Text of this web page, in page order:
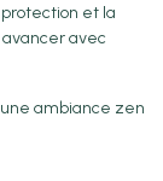
et la
avec
ambiance zen